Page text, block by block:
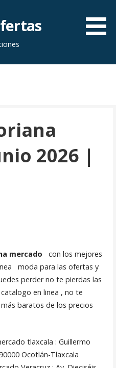
2026 |
mercado con los mejores
moda para las ofertas y
perder no te pierdas las
en linea , no te
más baratos de los precios
tlaxcala : Guillermo
Ocotlán-Tlaxcala